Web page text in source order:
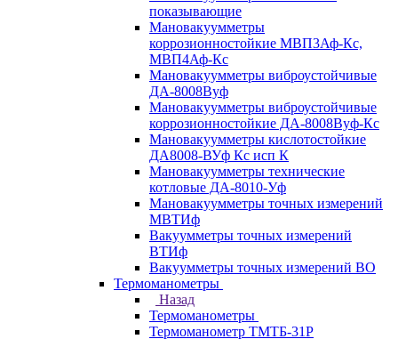
показывающие
Мановакуумметры
коррозионностойкие МВП3Аф-Кс,
МВП4Аф-Кс
Мановакуумметры виброустойчивые
ДА-8008Вуф
Мановакуумметры виброустойчивые
коррозионностойкие ДА-8008Вуф-Кс
Мановакуумметры кислотостойкие
ДА8008-ВУф Кс исп К
Мановакуумметры технические
котловые ДА-8010-Уф
Мановакуумметры точных измерений
МВТИф
Вакуумметры точных измерений
ВТИф
Вакуумметры точных измерений ВО
Термоманометры
Назад
Термоманометры
Термоманометр ТМТБ-31Р